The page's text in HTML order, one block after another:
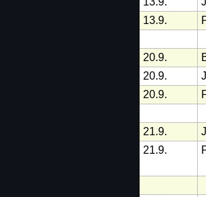
13.9.
20.9.
20.9.
20.9.
21.9.
21.9.